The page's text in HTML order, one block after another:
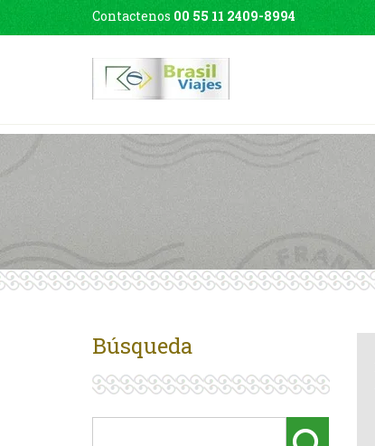
Contactenos 00 55 11 2409-8994
Búsqueda